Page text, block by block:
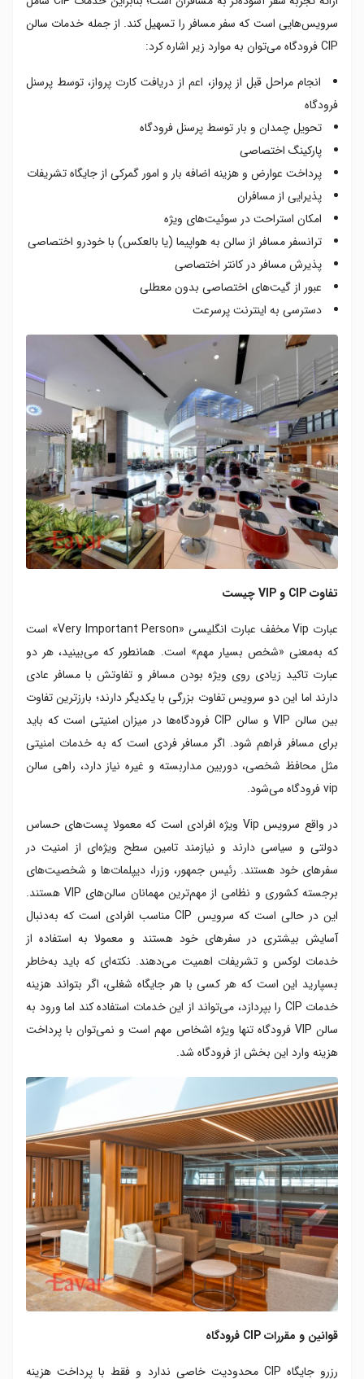
سرویس‌هایی است که سفر مسافر را تسهیل کند. از جمله خدمات سالن
CIP فرودگاه می‌توان به موارد زیر اشاره کرد:
انجام مراحل قبل از پرواز، اعم از دریافت کارت پرواز، توسط پرسنل
فرودگاه
تحویل چمدان و بار توسط پرسنل فرودگاه
پارکینگ اختصاصی
پرداخت عوارض و هزینه اضافه بار و امور گمرکی از جایگاه تشریفات
پذیرایی از مسافران
امکان استراحت در سوئیت‌های ویژه
ترانسفر مسافر از سالن به هواپیما (یا بالعکس) با خودرو اختصاصی
پذیرش مسافر در کانتر اختصاصی
عبور از گیت‌های اختصاصی بدون معطلی
دسترسی به اینترنت پرسرعت
تفاوت CIP و VIP چیست
عبارت Vip مخفف عبارت انگلیسی «Very Important Person» است
که به‌معنی «شخص بسیار مهم» است. همانطور که می‌بینید، هر دو
عبارت تاکید زیادی روی ویژه بودن مسافر و تفاوتش با مسافر عادی
دارند اما این دو سرویس تفاوت بزرگی با یکدیگر دارند؛ بارزترین تفاوت
بین سالن VIP و سالن CIP فرودگاه‌ها در میزان امنیتی است که باید
برای مسافر فراهم شود. اگر مسافر فردی است که به خدمات امنیتی
مثل محافظ شخصی، دوربین مداربسته و غیره نیاز دارد، راهی سالن
vip فرودگاه می‌شود.
در واقع سرویس Vip ویژه افرادی است که معمولا پست‌های حساس
دولتی و سیاسی دارند و نیازمند تامین سطح ویژه‌ای از امنیت در
سفرهای خود هستند. رئیس جمهور، وزرا، دیپلمات‌ها و شخصیت‌های
برجسته کشوری و نظامی از مهم‌ترین مهمانان سالن‌های VIP هستند.
این در حالی است که سرویس CIP مناسب افرادی است که به‌دنبال
آسایش بیشتری در سفرهای خود هستند و معمولا به استفاده از
خدمات لوکس و تشریفات اهمیت می‌دهند. نکته‌ای که باید به‌خاطر
بسپارید این است که هر کسی با هر جایگاه شغلی، اگر بتواند هزینه
خدمات CIP را بپردازد، می‌تواند از این خدمات استفاده کند اما ورود به
سالن VIP فرودگاه تنها ویژه اشخاص مهم است و نمی‌توان با پرداخت
هزینه وارد این بخش از فرودگاه شد.
قوانین و مقررات CIP فرودگاه
رزرو جایگاه CIP محدودیت خاصی ندارد و فقط با پرداخت هزینه